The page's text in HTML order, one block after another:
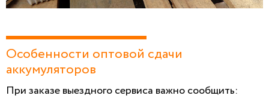
Особенности оптовой сдачи
аккумуляторов
При заказе выездного сервиса важно сообщить: